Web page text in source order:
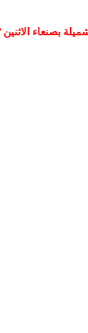
٠٣ مايو/آيار ٢٠٢١